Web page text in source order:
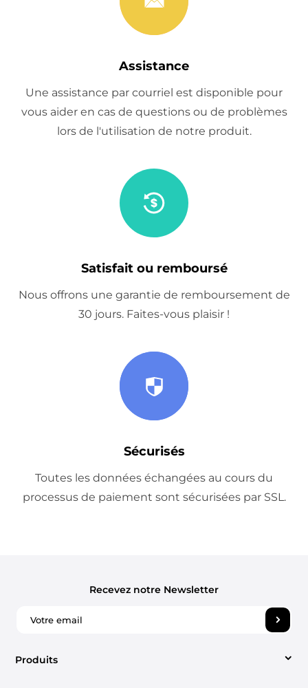
Assistance
Une assistance par courriel est disponible pour
vous aider en cas de questions ou de problèmes
lors de l'utilisation de notre produit.
Satisfait ou remboursé
Nous offrons une garantie de remboursement de
30 jours. Faites-vous plaisir !
Sécurisés
Toutes les données échangées au cours du
processus de paiement sont sécurisées par SSL.
Produits
Recevez notre Newsletter